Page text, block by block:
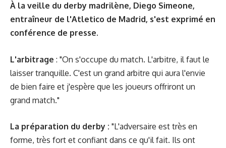
À la veille du derby madrilène, Diego Simeone,
entraîneur de l'Atletico de Madrid, s'est exprimé en
conférence de presse.
L'arbitrage : "On s'occupe du match. L'arbitre, il faut le
laisser tranquille. C'est un grand arbitre qui aura l'envie
de bien faire et j'espère que les joueurs offriront un
grand match."
La préparation du derby : "L'adversaire est très en
forme, très fort et confiant dans ce qu'il fait. Ils ont